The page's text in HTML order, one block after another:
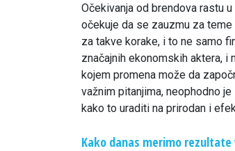
Očekivanja od brendova rastu
očekuje da se zauzmu za
za takve korake, i to ne samo
značajnih ekonomskih aktera,
kojem promena može da
važnim pitanjima, neophodno
kako to uraditi na prirodan i
Kako danas merimo